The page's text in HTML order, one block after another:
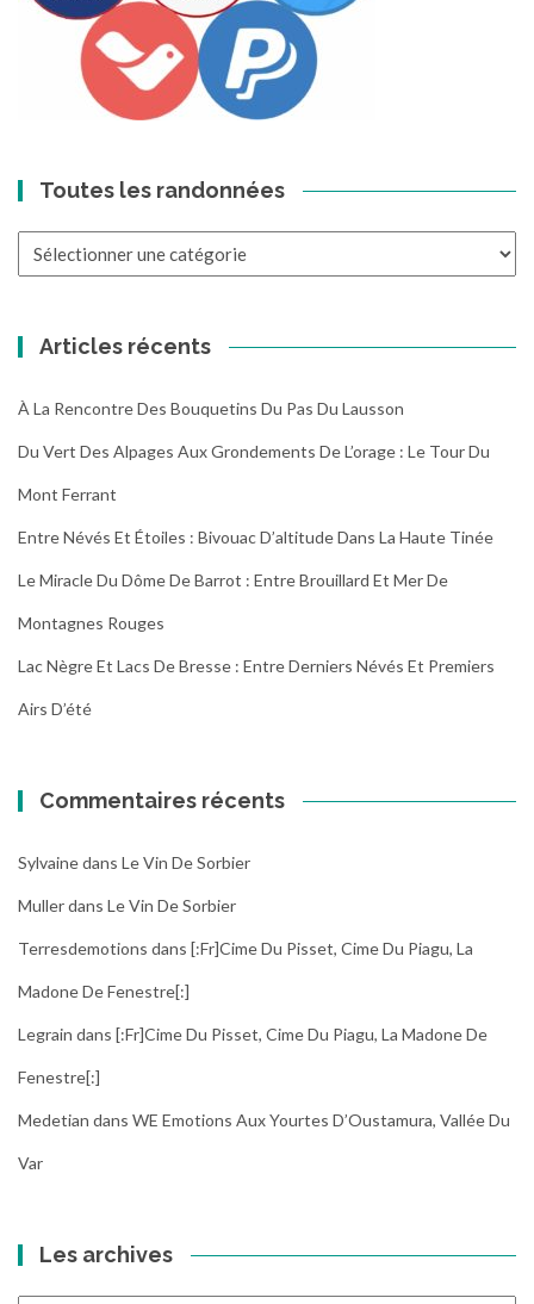
Toutes les randonnées
Articles récents
À La Rencontre Des Bouquetins Du Pas Du Lausson
Du Vert Des Alpages Aux Grondements De L’orage : Le Tour Du
Mont Ferrant
Entre Névés Et Étoiles : Bivouac D’altitude Dans La Haute Tinée
Le Miracle Du Dôme De Barrot : Entre Brouillard Et Mer De
Montagnes Rouges
Lac Nègre Et Lacs De Bresse : Entre Derniers Névés Et Premiers
Airs D’été
Commentaires récents
Sylvainedans Le Vin De Sorbier
Mullerdans Le Vin De Sorbier
Terresdemotions dans [:fr]Cime Du Pisset, Cime Du Piagu, La
Madone De Fenestre[:]
Legrain dans [:fr]Cime Du Pisset, Cime Du Piagu, La Madone De
Fenestre[:]
Medetian dans WE Emotions Aux Yourtes D’Oustamura, Vallée Du
Var
Les archives